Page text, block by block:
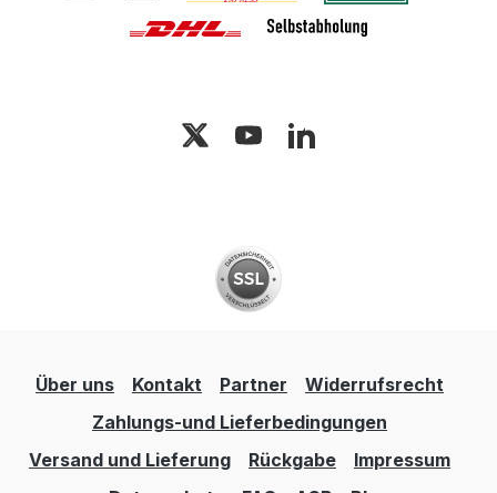
Über uns Kontakt Partner
Widerrufsrecht
Zahlungs-und Lieferbedingungen
Versand und Lieferung
Rückgabe
Impressum